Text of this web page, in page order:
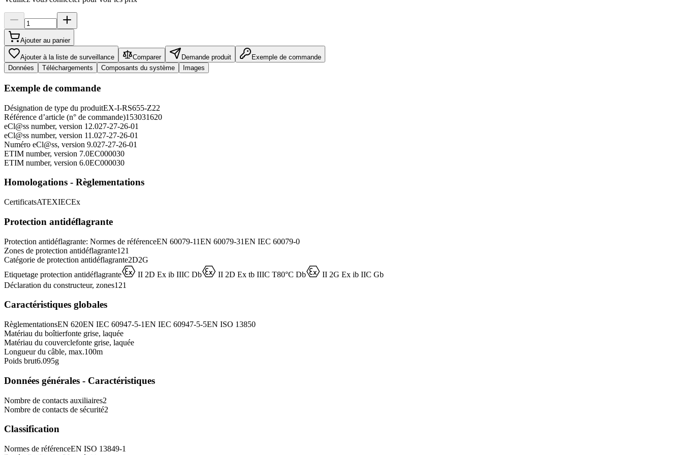
Ajouter au panier
Ajouter à la liste de surveillance Comparer Demande produit
Exemple de commande
Données
Téléchargements Composants du système Images
Exemple de commande
Désignation de type du produitEX-I-RS655-Z22
Référence d’article (n° de commande)153031620
eCl@ss number, version 12.027-27-26-01
eCl@ss number, version 11.027-27-26-01
Numéro eCl@ss, version 9.027-27-26-01
ETIM number, version 7.0EC000030
ETIM number, version 6.0EC000030
Homologations - Règlementations
CertificatsATEXIECEx
Protection antidéflagrante
Protection antidéflagrante: Normes de référenceEN 60079-11EN 60079-31EN IEC 60079-0
Zones de protection antidéflagrante1 21
Catégorie de protection antidéflagrante2D2G
Etiquetage protection antidéflagranteD II 2D Ex ib IIIC DbD II 2D Ex tb IIIC T80°C DbD II 2G Ex ib IIC Gb
Déclaration du constructeur, zones1 21
Caractéristiques globales
RèglementationsEN 620EN IEC 60947-5-1EN IEC 60947-5-5EN ISO 13850
Matériau du boîtierfonte grise, laquée
Matériau du couverclefonte grise, laquée
Longueur du câble, max.100m
Poids brut6.095g
Données générales - Caractéristiques
Nombre de contacts auxiliaires2
Nombre de contacts de sécurité2
Classification
Normes de référenceEN ISO 13849-1